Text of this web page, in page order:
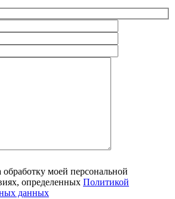
обработку моей персональной
определенных Политикой
данных